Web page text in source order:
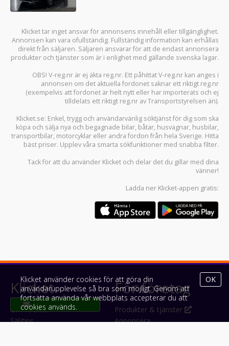
Klicket tar inget ansvar för annonsens innehåll eller tillgänglighet.
Annonsen kan vara ofullständig. Fullständig information kan erhållas
direkt från säljaren. Säljaren ansvarar för att de endast annonsera
produkter och tjänster som är i enlighet med gällande svenska lagar.
OBS! V-reg.nr är ej äkta reg.nr. Ett påhittat V-reg.nr kan anges i
annonsen om det aktuella fordonet saknar ett riktigt reg.nr
(exempelvis att fordonet är helt nytt eller har importerats och ej
tilldelats ett riktigt reg.nr av Transportstyrelsen än).
Klicket.se: Enkel, trygg och användarvänlig söktjänst för dig som ska
köpa och sälja nya och begagnade bilar, båtar, husvagnar, husbilar,
transportbilar, motorcyklar eller andra fordon från hela Sverige. Hitta
bäst priser. Upplev våra smarta sökfunktioner med snabba filter.
Tack för att du använder Klicket och delar det du gillar med dina
vänner!
Ladda ner Klicket-appen gratis:
Klicket
Om Klicket
Säljtips
För företag
Produkter & tjänster
Annonsera
Klicket använder cookies för att göra din
användarupplevelse så bra som möjligt. Genom att
fortsätta använda vår webbplats accepterar du att
cookies används.
OK